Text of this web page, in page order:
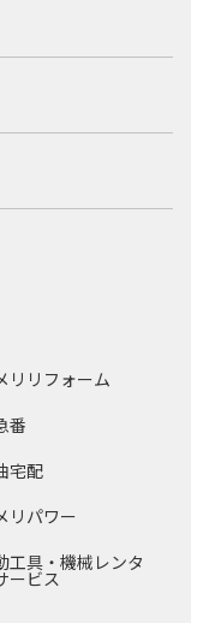
リリフォーム
番
宅配
リパワー
工具・機械レンタ
ービス